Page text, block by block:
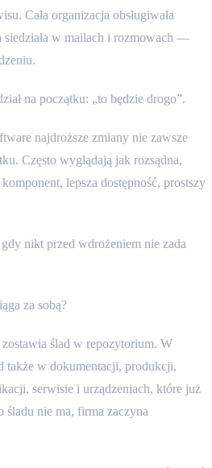
Cała organizacja obsługiwała
siedziała w mailach i rozmowach —
na początku: „to będzie drogo”.
najdroższe zmiany nie zawsze
Często wyglądają jak rozsądna,
lepsza dostępność, prostszy
nikt przed wdrożeniem nie zada
za sobą?
ślad w repozytorium. W
także w dokumentacji, produkcji,
serwisie i urządzeniach, które już
śladu nie ma, firma zaczyna